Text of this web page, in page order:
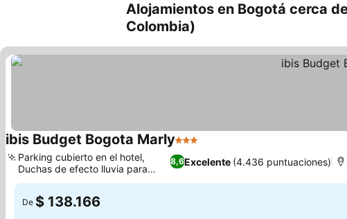
Alojamientos en Bogotá cerca
Colombia)
ibis Budget Bogota Marly3 Estrellas
8,6Excelente (4.436 puntuaciones)
Parking cubierto en el hotel,
Duchas de efecto lluvia para
recargarte
De $ 138.166